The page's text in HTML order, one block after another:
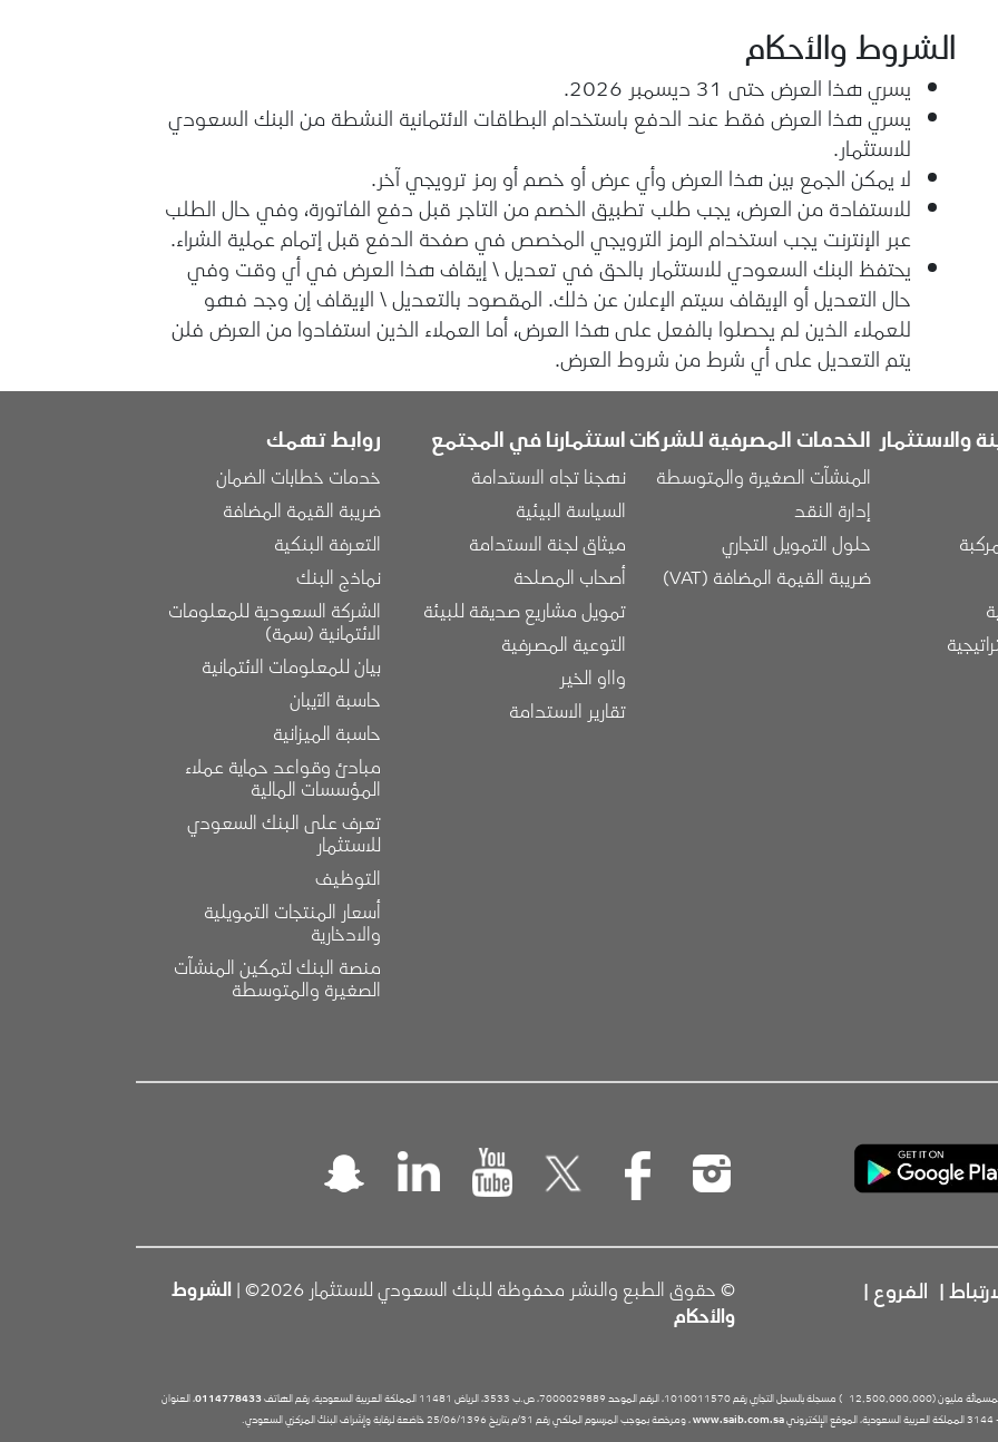
الشروط والأحكام
يسري هذا العرض حتى 31 ديسمبر 2026.
يسري هذا العرض فقط عند الدفع باستخدام البطاقات الائتمانية النشطة من البنك السعودي
للاستثمار.
لا يمكن الجمع بين هذا العرض وأي عرض أو خصم أو رمز ترويجي آخر.
للاستفادة من العرض، يجب طلب تطبيق الخصم من التاجر قبل دفع الفاتورة، وفي حال الطلب
عبر الإنترنت يجب استخدام الرمز الترويجي المخصص في صفحة الدفع قبل إتمام عملية الشراء.
يحتفظ البنك السعودي للاستثمار بالحق في تعديل \ إيقاف هذا العرض في أي وقت وفي
حال التعديل أو الإيقاف سيتم الإعلان عن ذلك. المقصود بالتعديل \ الإيقاف إن وجد فهو
للعملاء الذين لم يحصلوا بالفعل على هذا العرض، أما العملاء الذين استفادوا من العرض فلن
يتم التعديل على أي شرط من شروط العرض.
والاستثمار الخدمات المصرفية للشركات
المنشآت الصغيرة والمتوسطة
إدارة النقد
حلول التمويل التجاري
ضريبة القيمة المضافة (VAT)
استثمارنا في المجتمع
نهجنا تجاه الاستدامة
السياسة البيئية
ميثاق لجنة الاستدامة
أصحاب المصلحة
تمويل مشاريع صديقة للبيئة
التوعية المصرفية
وااو الخير
تقارير الاستدامة
روابط تهمك
خدمات خطابات الضمان
ضريبة القيمة المضافة
التعرفة البنكية
نماذج البنك
الشركة السعودية للمعلومات
الائتمانية (سمة)
بيان للمعلومات الائتمانية
حاسبة الآيبان
حاسبة الميزانية
مبادئ وقواعد حماية عملاء
المؤسسات المالية
تعرف على البنك السعودي
للاستثمار
التوظيف
أسعار المنتجات التمويلية
والادخارية
منصة البنك لتمكين المنشآت
الصغيرة والمتوسطة
| الفروع|
© حقوق الطبع والنشر محفوظة للبنك السعودي للاستثمار 2026© |
الشروط
والأحكام
(12,500,000,000 ) مسجلة بالسجل التجاري رقم 1010011570، الرقم الموحد 7000029889، ص.ب 3533، الرياض 11481 المملكة العربية السعودية، رقم الهاتف 0114778433، العنوان
www.saib.com.sa، ومرخصة بموجب المرسوم الملكي رقم 31/م بتاريخ 25/06/1396 خاضعة لرقابة وإشراف البنك المركزي السعودي.